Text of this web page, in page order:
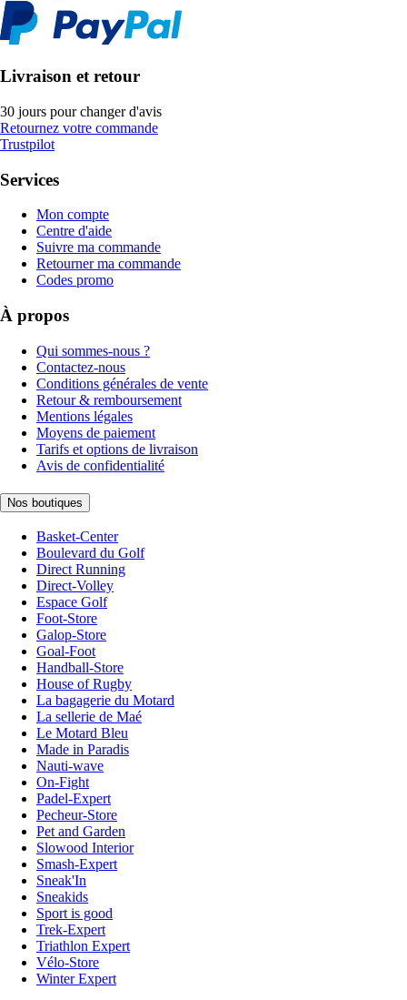
Livraison et retour
30 jours pour changer d'avis
Retournez votre commande
Trustpilot
Services
Mon compte
Centre d'aide
Suivre ma commande
Retourner ma commande
Codes promo
À propos
Qui sommes-nous ?
Contactez-nous
Conditions générales de vente
Retour & remboursement
Mentions légales
Moyens de paiement
Tarifs et options de livraison
Avis de confidentialité
Nos boutiques
Basket-Center
Boulevard du Golf
Direct Running
Direct-Volley
Espace Golf
Foot-Store
Galop-Store
Goal-Foot
Handball-Store
House of Rugby
La bagagerie du Motard
La sellerie de Maé
Le Motard Bleu
Made in Paradis
Nauti-wave
On-Fight
Padel-Expert
Pecheur-Store
Pet and Garden
Slowood Interior
Smash-Expert
Sneak'In
Sneakids
Sport is good
Trek-Expert
Triathlon Expert
Vélo-Store
Winter Expert